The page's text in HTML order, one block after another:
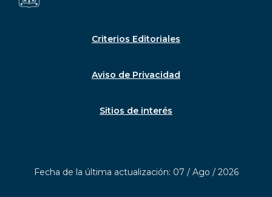
Criterios Editoriales
Aviso de Privacidad
Sitios de interés
Fecha de la última actualización: 07 / Ago / 2026